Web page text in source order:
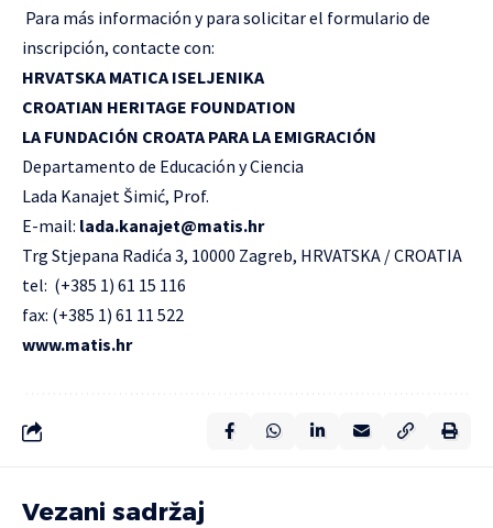
Para más información y para solicitar el formulario de
inscripción, contacte con:
HRVATSKA MATICA ISELJENIKA
CROATIAN HERITAGE FOUNDATION
LA FUNDACIÓN CROATA PARA LA EMIGRACIÓN
Departamento de Educación y Ciencia
Lada Kanajet Šimić, Prof.
E-mail: lada.kanajet@matis.hr
Trg Stjepana Radića 3, 10000 Zagreb, HRVATSKA / CROATIA
tel: (+385 1) 61 15 116
fax: (+385 1) 61 11 522
www.matis.hr
Vezani sadržaj